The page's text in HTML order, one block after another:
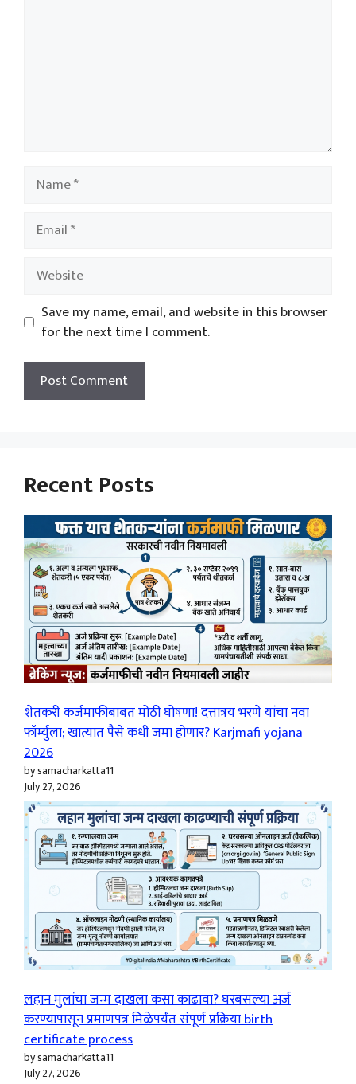
Name
Email
Website
Save my name, email, and website in this browser
for the next time I comment.
Recent Posts
शेतकरी कर्जमाफीबाबत मोठी घोषणा! दत्तात्रय भरणे यांचा नवा
फॉर्म्युला; खात्यात पैसे कधी जमा होणार? Karjmafi yojana
2026
by samacharkatta11
July 27, 2026
लहान मुलांचा जन्म दाखला कसा काढावा? घरबसल्या अर्ज
करण्यापासून प्रमाणपत्र मिळेपर्यंत संपूर्ण प्रक्रिया birth
certificate process
by samacharkatta11
July 27, 2026